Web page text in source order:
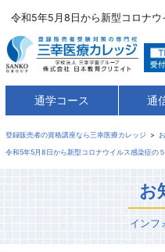
令和5年5月8日から新型コロナ
通学コース 通
登録販売者の資格講座なら三幸医療カレッジ
令和5年5月8日から新型コロナウイルス感染症の
お
インフ